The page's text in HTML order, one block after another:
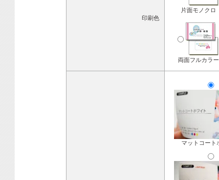
印刷色
片面モノクロ
両面フルカラー
マットコート